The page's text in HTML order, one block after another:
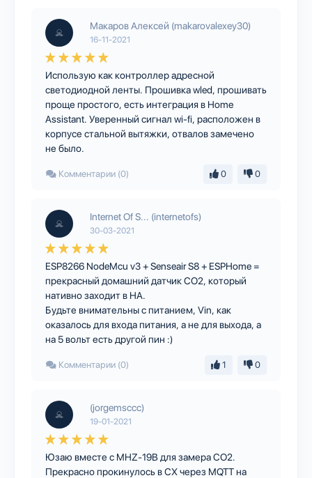
Макаров Алексей (makarovalexey30)
16-11-2021
Использую как контроллер адресной
светодиодной ленты. Прошивка wled, прошивать
проще простого, есть интеграция в Home
Assistant. Уверенный сигнал wi-fi, расположен в
корпусе стальной вытяжки, отвалов замечено
не было.
Комментарии (0) 0 0
Internet Of S... (internetofs)
30-03-2021
ESP8266 NodeMcu v3 + Senseair S8 + ESPHome =
прекрасный домашний датчик CO2, который
нативно заходит в HA.
Будьте внимательны с питанием, Vin, как
оказалось для входа питания, а не для выхода, а
на 5 вольт есть другой пин :)
Комментарии (0) 1 0
(jorgemsccc)
19-01-2021
Юзаю вместе с MHZ-19B для замера CO2.
Прекрасно прокинулось в СХ через MQTT на